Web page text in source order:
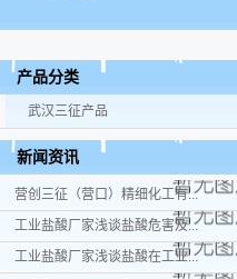
产品分类
武汉三征产品
新闻资讯
营创三征（营口）精细化工有...
工业盐酸厂家浅谈盐酸危害及...
工业盐酸厂家浅谈盐酸在工业...